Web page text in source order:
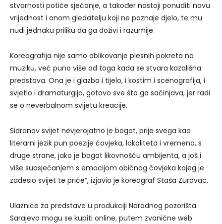
stvarnosti potiče sjećanje, a također nastoji ponuditi novu
vrijednost i onom gledatelju koji ne poznaje djelo, te mu
nudi jednaku priliku da ga doživi i razumije.
Koreografija nije samo oblikovanje plesnih pokreta na
muziku, već puno više od toga kada se stvara kazališna
predstava. Ona je i glazba i tijelo, i kostim i scenografija, i
svjetlo i dramaturgija, gotovo sve što ga sačinjava, jer radi
se o neverbalnom svijetu kreacije.
Sidranov svijet nevjerojatno je bogat, prije svega kao
literarni jezik pun poezije čovjeka, lokaliteta i vremena, s
druge strane, jako je bogat likovnošću ambijenta, a još i
više suosjećanjem s emocijom običnog čovjeka kojeg je
zadesio svijet te priče”, izjavio je koreograf Staša Zurovac.
Ulaznice za predstave u produkciji Narodnog pozorišta
Sarajevo mogu se kupiti online, putem zvanične web